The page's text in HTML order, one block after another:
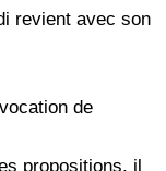
revient avec son
de
propositions, il